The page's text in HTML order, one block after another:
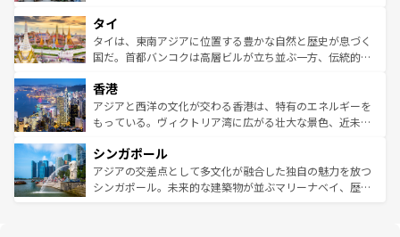
リティに包まれながら、韓国の多彩な魅力を心ゆくまで味
わってみてほしい。 なお、新着の韓国情報はコンテンツ一
覧を参照してほしい。
急速な発展と共に伝統が息づく。ハノイの古い町並みやホ
ーチミン市のフランス統治時代の建物も、独特の雰囲気を
醸し出している。また、バラエティの豊かさとおいしさで
とつ。フォーやバインミー、ベトナムコーヒーなどは、ぜ
ひ現地で味わいたい。どの地域を訪れてもあたたかい人々
が旅行者を迎えてくれるので、きっと忘れられない旅にな
参照してほしい。
タイ
タイは、東南アジアに位置する豊かな自然と歴史が息づく
国だ。首都バンコクは高層ビルが立ち並ぶ一方、伝統的な
の活気が交差している。北部ではチェンマイなどの山岳地
帯で自然と触れ合い、南部ではプーケットやクラビの美し
いビーチでリゾート気分を楽しむことができる。タイ料理
激する。気候は一年中温暖で、どの季節にも異なる楽しみ
が待っている。親しみやすいタイの人々、仏教を中心とし
た文化、そして多様な観光資源が、訪れる旅人を魅了し続
香港
アジアと西洋の文化が交わる香港は、特有のエネルギーを
もっている。ヴィクトリア湾に広がる壮大な景色、近未来
み、どこを訪れても感動するはず。観光スポットが密集し
ており、効率よく見どころを回れるのも魅力。息をのむよ
うな絶景から文化的な体験まで、香港を存分に楽しみ尽く
シンガポール
アジアの交差点として多文化が融合した独自の魅力を放つ
シンガポール。未来的な建築物が並ぶマリーナベイ、歴史